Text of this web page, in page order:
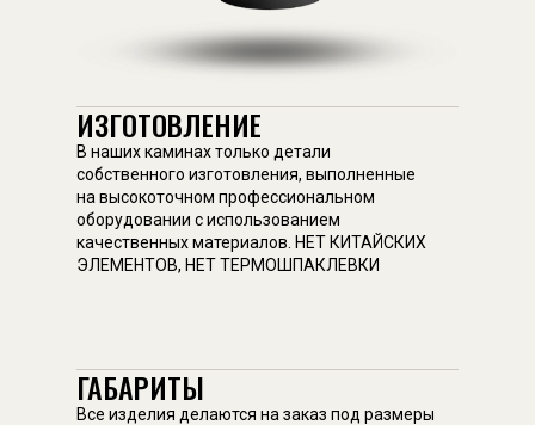
ГАБАРИТЫ
Все изделия делаются на заказ под размеры
ИЗГОТОВЛЕНИЕ
В наших каминах только детали
собственного изготовления, выполненные
на высокоточном профессиональном
оборудовании с использованием
качественных материалов. НЕТ КИТАЙСКИХ
ЭЛЕМЕНТОВ, НЕТ ТЕРМОШПАКЛЕВКИ